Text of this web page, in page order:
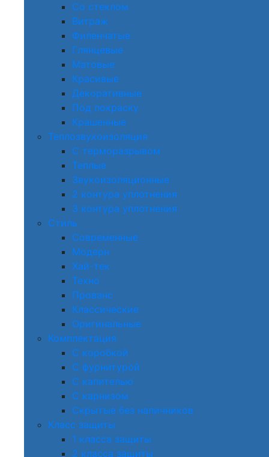
Со стеклом
Витраж
Филенчатые
Глянцевые
Матовые
Красивые
Декоративные
Под покраску
Крашенные
Теплозвукоизоляция
С терморазрывом
Теплые
Звукоизоляционные
2 контура уплотнения
3 контура уплотнения
Стиль
Современные
Модерн
Хай-тек
Техно
Прованс
Классические
Оригинальные
Комплектация
С коробкой
С фурнитурой
С капителью
С карнизом
Скрытые без наличников
Класс защиты
1 класса защиты
2 класса защиты